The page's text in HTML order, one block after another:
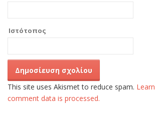
Ιστότοπος
This site uses Akismet to reduce spam.
comment data is processed.